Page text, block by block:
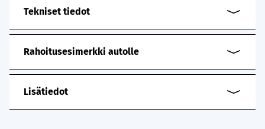
Tekniset tiedot
Rahoitusesimerkki autolle
Lisätiedot